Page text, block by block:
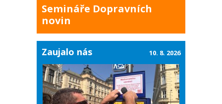
Semináře Dopravních
novin
Zaujalo nás 10. 8. 2026